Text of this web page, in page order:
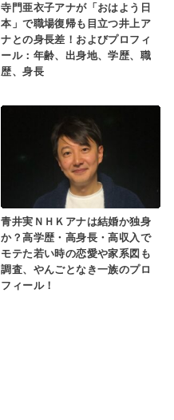
寺門亜衣子アナが「おはよう日
本」で職場復帰も目立つ井上ア
ナとの身長差！およびプロフィ
ール：年齢、出身地、学歴、職
歴、身長
青井実ＮＨＫアナは結婚か独身
か？高学歴・高身長・高収入で
モテた若い時の恋愛や家系図も
調査、やんごとなき一族のプロ
フィール！